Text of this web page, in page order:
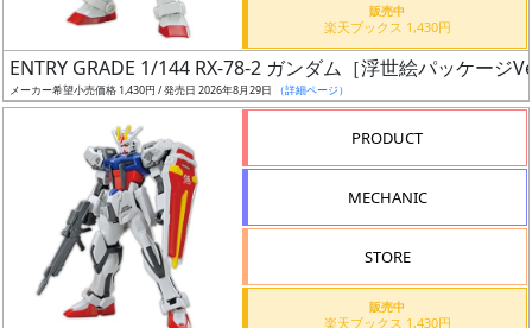
ー
タ
ー
（β）
販売中
楽天ブックス 1,430円
ENTRY GRADE 1/144 RX-78-2 ガンダム［浮世絵パッケージ
メーカー希望小売価格 1,430円 / 発売日 2026年8月29日 （詳細ページ）
PRODUCT
MECHANIC
STORE
販売中
楽天ブックス 1,430円